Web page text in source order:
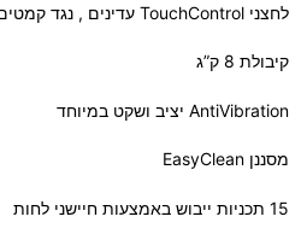
לחצני TouchControl עדינים , נגד קמטים , זמן יבוש
קיבולת 8 ק”ג
AntiVibration יציב ושקט במיוחד
מסננן EasyClean
15 תכניות ייבוש באמצעות חיישני לחות